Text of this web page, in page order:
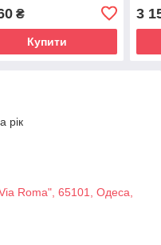
₴
Купити
3
рік
Roma", 65101, Одеса,